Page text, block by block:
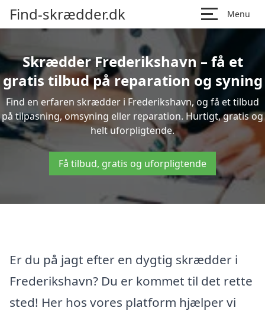
Find-skrædder.dk Menu
Skrædder Frederikshavn – få et
gratis tilbud på reparation og syning
Find en erfaren skrædder i Frederikshavn, og få et tilbud
på tilpasning, omsyning eller reparation. Hurtigt, gratis og
helt uforpligtende.
Få tilbud, gratis og uforpligtende
Er du på jagt efter en dygtig skrædder i
Frederikshavn? Du er kommet til det rette
sted! Her hos vores platform hjælper vi